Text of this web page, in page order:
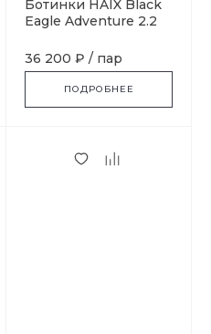
Ботинки HAIX Black
Eagle Adventure 2.2
Silver
36 200 ₽ / пар
ПОДРОБНЕЕ